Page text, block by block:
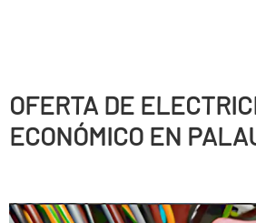
OFERTA DE
ECONÓMICO EN